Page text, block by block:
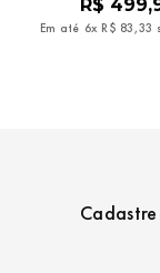
R$ 499,
Em até 6x R$ 83 ,33